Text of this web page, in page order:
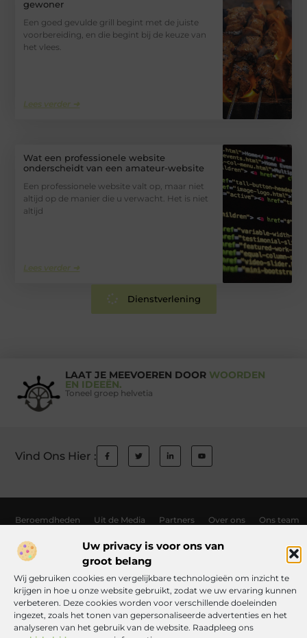
Uw privacy is voor ons van
groot belang
Wij gebruiken cookies en vergelijkbare technologieën om inzicht te
krijgen in hoe u onze website gebruikt, zodat we uw ervaring kunnen
verbeteren. Deze cookies worden voor verschillende doeleinden
ingezet, zoals het tonen van gepersonaliseerde advertenties en het
analyseren van het gebruik van de website. Raadpleeg ons
gewoner
Een goed gevulde grill begint met de juiste
voorbereiding, en die begint bij de keuze van
het vlees.
Lees verder ➜
Wat een professionele website
onderscheidt van een amateur-website
Een professionele website valt op, maar niet
altijd op de manier die u verwacht. Het is niet
altijd
Lees verder ➜
Dienstverlening
LAAT JE MEEVOEREN DOOR WOORDEN
EN IDEEËN.
Toneel groep helvetia
Vind Ons Hier :
Beroemdheden Uit de Media Partners Over ons Ons team
Contact Auteur worden Website index
Links kopen Nederland: wat jij moet weten voordat je de knoop doorhakt
Manieren om geld te verdienen met jouw website: zo haal je er alles uit
All Rights Reserved © 2025
www.toneelgroephelvetia.nl.